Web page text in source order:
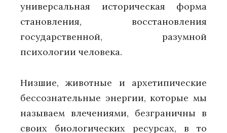
универсальная историческая форма
становления, восстановления
государственной, разумной
психологии человека.
Низшие, животные и архетипические
бессознательные энергии, которые мы
называем влечениями, безграничны в
своих биологических ресурсах, в то